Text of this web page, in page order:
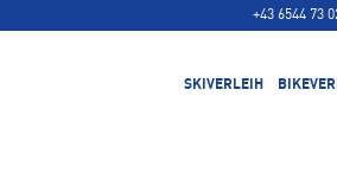
+43 6544 73
SKIVERLEIH